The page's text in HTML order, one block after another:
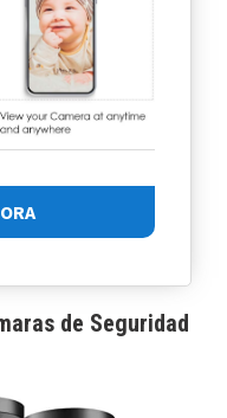
de Seguridad